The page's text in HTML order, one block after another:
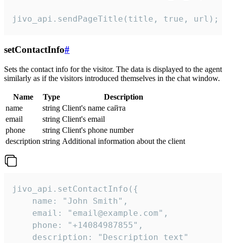
jivo_api.sendPageTitle(title, true, url);
setContactInfo#
Sets the contact info for the visitor. The data is displayed to the agent
similarly as if the visitors introduced themselves in the chat window.
Name Type
Description
name
string Client's name сайта
email
string Client's email
phone
string Client's phone number
description string Additional information about the client
jivo_api.setContactInfo({
    name: "John Smith",
    email: "email@example.com",
    phone: "+14084987855",
    description: "Description text"